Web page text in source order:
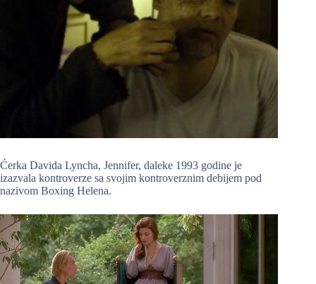
Ćerka Davida Lyncha, Jennifer, daleke 1993 godine je
izazvala kontroverze sa svojim kontroverznim debijem pod
nazivom Boxing Helena.